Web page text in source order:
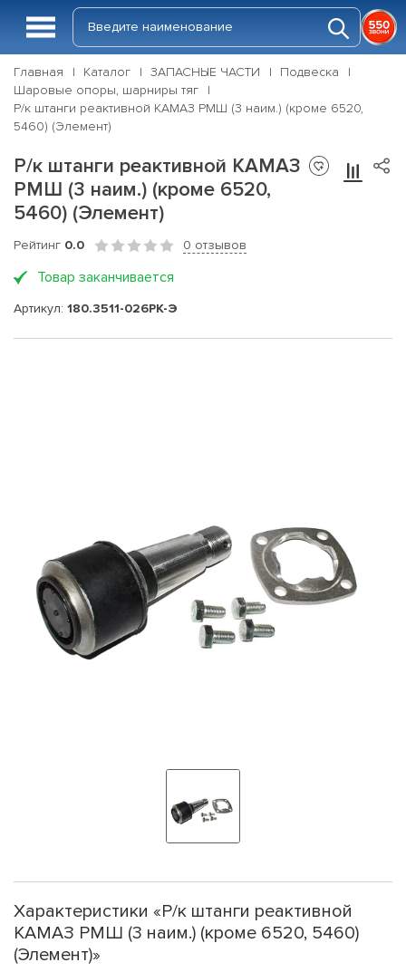
Главная Каталог ЗАПАСНЫЕ ЧАСТИ
Подвеска
Шаровые опоры, шарниры тяг
Р/к штанги реактивной КАМАЗ РМШ (3 наим.) (кроме 6520,
5460) (Элемент)
Р/к штанги реактивной КАМАЗ
РМШ (3 наим.) (кроме 6520,
5460) (Элемент)
Рейтинг 0.0 0 отзывов
Товар заканчивается
Артикул: 180.3511-026РК-Э
Характеристики «Р/к штанги реактивной
КАМАЗ РМШ (3 наим.) (кроме 6520, 5460)
(Элемент)»